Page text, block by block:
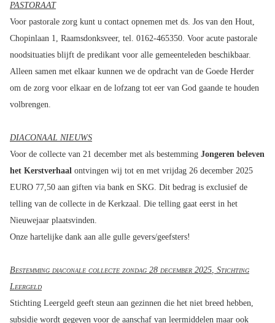
PASTORAAT
Voor pastorale zorg kunt u contact opnemen met ds. Jos van den Hout,
Chopinlaan 1, Raamsdonksveer, tel. 0162-465350. Voor acute pastorale
noodsituaties blijft de predikant voor alle gemeenteleden beschikbaar.
Alleen samen met elkaar kunnen we de opdracht van de Goede Herder
om de zorg voor elkaar en de lofzang tot eer van God gaande te houden
volbrengen.
DIACONAAL NIEUWS
Voor de collecte van 21 december met als bestemming Jongeren beleven
het Kerstverhaal ontvingen wij tot en met vrijdag 26 december 2025
EURO 77,50 aan giften via bank en SKG. Dit bedrag is exclusief de
telling van de collecte in de Kerkzaal. Die telling gaat eerst in het
Nieuwejaar plaatsvinden.
Onze hartelijke dank aan alle gulle gevers/geefsters!
Bestemming diaconale collecte zondag 28 december 2025, Stichting
Leergeld
Stichting Leergeld geeft steun aan gezinnen die het niet breed hebben,
subsidie wordt gegeven voor de aanschaf van leermiddelen maar ook